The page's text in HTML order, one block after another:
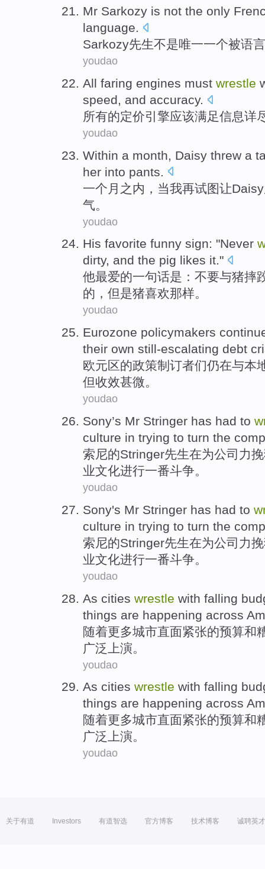
Mr Sarkozy is not the only
language.
Sarkozy先生不是唯一一个被语
youdao
All faring engines must wrestle
speed, and accuracy.
所有的定价引擎应该满足信息详
youdao
Within a month Daisy threw a
her into pants
一个 月之内 ， 当我再试图让Daisy
气 。
youdao
His favorite funny sign: "Never
dirty, and the pig likes it."
他最爱的一句话是： 不要与猪摔
的， 但是猪喜欢那样。
youdao
Eurozone policymakers
their own still-escalating debt
欧元区的政策制订者们仍在与本
但收效甚微。
youdao
Sony’s Mr Stringer has had to
culture in trying to turn the
索尼的Stringer先生在为公司 力
业文化进行一番斗争。
youdao
Sony's Mr Stringer has had to
culture in trying to turn the
索尼的Stringer先生在为公司 力
业文化进行一番斗争。
youdao
As cities wrestle with falling
things are happening across
随着更多城市直面紧张的预算和
广泛上演 。
youdao
As cities wrestle with falling
things are happening across
随着更多城市直面紧张的预算和
广泛上演。
youdao
关于有道 Investors 有道智选 官方博客 技术博客 诚聘英才